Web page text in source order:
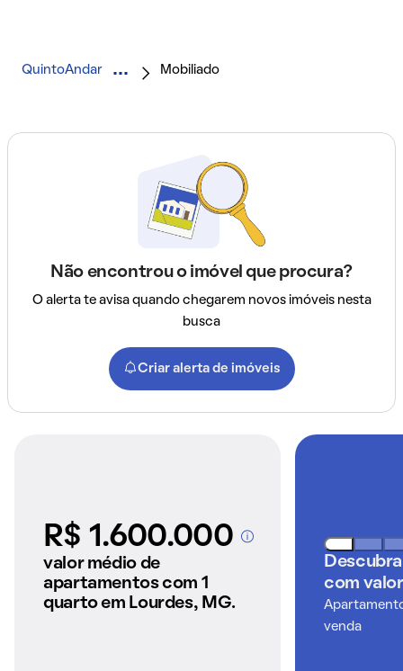
QuintoAndar Mobiliado
Não encontrou o imóvel que procura?
O alerta te avisa quando chegarem novos imóveis nesta
busca
Criar alerta de imóveis
R$ 1.600.000A partir dos imóveis
valor médio de
apartamentos com 1
quarto em Lourdes, MG.
com
venda